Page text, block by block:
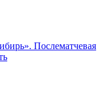
Послематчевая